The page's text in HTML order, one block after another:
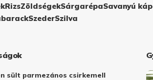
RizsZöldségekSárgarépaSavanyú
SzederSzilva
sült parmezános csirkemell